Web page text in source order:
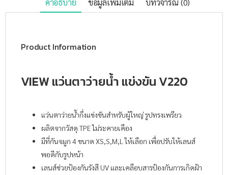
คำอธิบาย ข้อมูลเพิ่มเติม บทวิจารณ์ (0)
Product Information
VIEW แว่นตาว่ายน้ำ แข่งขัน V220
แว่นตาว่ายน้ำกึ่งแข่งขันสำหรับผู้ใหญ่ รูปทรงเพรียว
ผลิตจากวัสดุ TPE ไม่ระคายเคือง
มีที่กันจมูก 4 ขนาด XS,S,M,L ให้เลือก เพื่อปรับให้เลนส์
พอดีกับรูปหน้า
เลนส์ช่วยป้องกันรังสี UV และเคลือบสารป้องกันการเกิดฝ้า